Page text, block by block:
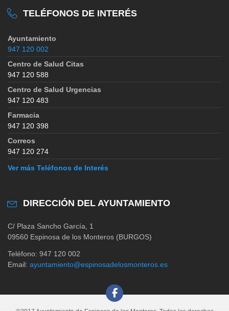
TELÉFONOS DE INTERÉS
Ayuntamiento
947 120 002
Centro de Salud Citas
947 120 588
Centro de Salud Urgencias
947 120 483
Farmacia
947 120 398
Correos
947 120 274
Ver más Teléfonos de Interés
DIRECCIÓN DEL AYUNTAMIENTO
C/ Plaza Sancho García, 1
09560 Espinosa de los Monteros (BURGOS)
Teléfono: 947 120 002
Email: ayuntamiento@espinosadelosmonteros.es